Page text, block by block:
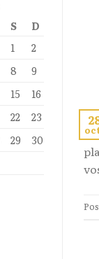
S
D
1
2
8
9
15
16
22
23
29
30